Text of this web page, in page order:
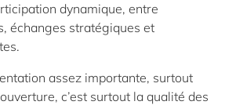
dynamique, entre
échanges stratégiques et
assez importante, surtout
c’est surtout la qualité des